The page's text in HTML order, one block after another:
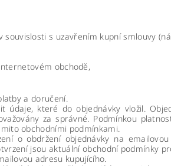
s uzavřením kupní smlouvy
obchodě,
a doručení.
které do objednávky vložil.
za správné. Podmínkou
obchodními podmínkami.
o obdržení objednávky na
jsou aktuální obchodní podmínky
adresu kupujícího.